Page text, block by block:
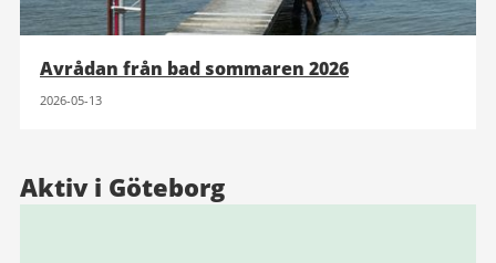
Avrådan från bad sommaren 2026
2026-05-13
Aktiv i Göteborg